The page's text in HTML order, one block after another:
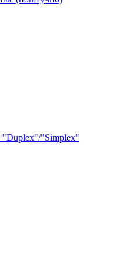
"Duplex"/"Simplex"